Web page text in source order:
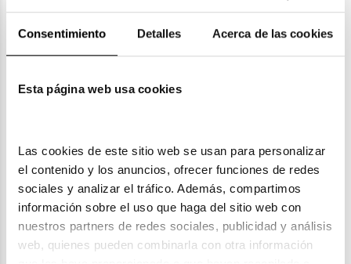
Consentimiento Detalles Acerca de las cookies
Esta página web usa cookies
Las cookies de este sitio web se usan para personalizar
el contenido y los anuncios, ofrecer funciones de redes
sociales y analizar el tráfico. Además, compartimos
información sobre el uso que haga del sitio web con
nuestros partners de redes sociales, publicidad y análisis
web, quienes pueden combinarla con otra información
Guess
GUESS GU 00104
87,40€ 84,45€